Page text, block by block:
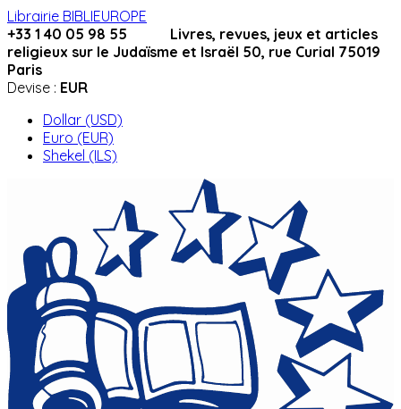
Librairie BIBLIEUROPE
+33 1 40 05 98 55 Livres, revues, jeux et articles
religieux sur le Judaïsme et Israël 50, rue Curial 75019
Paris
Devise : EUR
Dollar (USD)
Euro (EUR)
Shekel (ILS)